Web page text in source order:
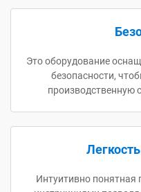
Это оборудование
безопасности,
производственную
Интуитивно понятная